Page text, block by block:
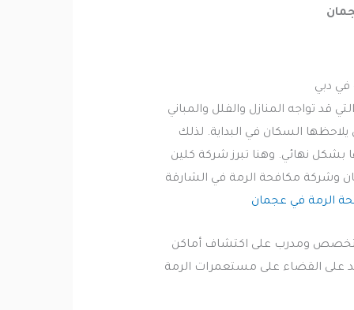
دبي
تواجه المنازل والفلل والمباني
السكان في البداية. لذلك
بشكل نهائي. وهنا تبرز شركة كلين
مكافحة الرمة في الشارقة
الرمة في عجمان
ومدرب على اكتشاف أماكن
على القضاء على مستعمرات الرمة